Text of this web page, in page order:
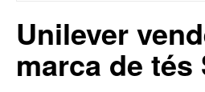
Unilever
marca de tés